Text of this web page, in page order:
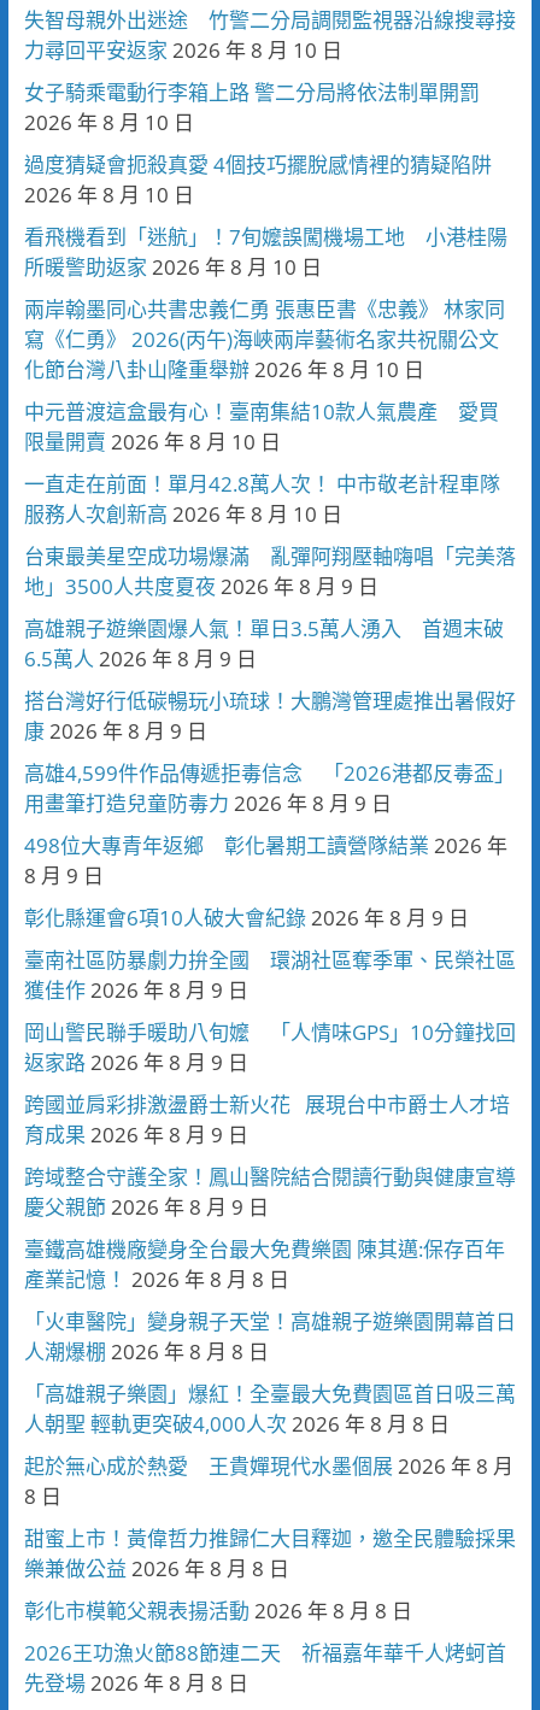
失智母親外出迷途 竹警二分局調閱監視器沿線搜尋接
力尋回平安返家 2026 年 8 月 10 日
女子騎乘電動行李箱上路 警二分局將依法制單開罰
2026 年 8 月 10 日
過度猜疑會扼殺真愛 4個技巧擺脫感情裡的猜疑陷阱
2026 年 8 月 10 日
看飛機看到「迷航」！7旬嬤誤闖機場工地 小港桂陽
所暖警助返家 2026 年 8 月 10 日
兩岸翰墨同心共書忠義仁勇 張惠臣書《忠義》 林家同
寫《仁勇》 2026(丙午)海峽兩岸藝術名家共祝關公文
化節台灣八卦山隆重舉辦2026 年 8 月 10 日
中元普渡這盒最有心！臺南集結10款人氣農產 愛買
限量開賣 2026 年 8 月 10 日
一直走在前面！單月42.8萬人次！ 中市敬老計程車隊
服務人次創新高 2026 年 8 月 10 日
台東最美星空成功場爆滿 亂彈阿翔壓軸嗨唱「完美落
地」3500人共度夏夜 2026 年 8 月 9 日
高雄親子遊樂園爆人氣！單日3.5萬人湧入 首週末破
6.5萬人 2026 年 8 月 9 日
搭台灣好行低碳暢玩小琉球！大鵬灣管理處推出暑假好
康2026 年 8 月 9 日
高雄4,599件作品傳遞拒毒信念 「2026港都反毒盃」
用畫筆打造兒童防毒力 2026 年 8 月 9 日
498位大專青年返鄉 彰化暑期工讀營隊結業 2026 年
8 月 9 日
彰化縣運會6項10人破大會紀錄2026 年 8 月 9 日
臺南社區防暴劇力拚全國 環湖社區奪季軍、民榮社區
獲佳作2026 年 8 月 9 日
岡山警民聯手暖助八旬嬤 「人情味GPS」10分鐘找回
返家路2026 年 8 月 9 日
跨國並肩彩排激盪爵士新火花 展現台中市爵士人才培
育成果 2026 年 8 月 9 日
跨域整合守護全家！鳳山醫院結合閱讀行動與健康宣導
慶父親節2026 年 8 月 9 日
臺鐵高雄機廠變身全台最大免費樂園 陳其邁:保存百年
產業記憶！ 2026 年 8 月 8 日
「火車醫院」變身親子天堂！高雄親子遊樂園開幕首日
人潮爆棚 2026 年 8 月 8 日
「高雄親子樂園」爆紅！全臺最大免費園區首日吸三萬
人朝聖 輕軌更突破4,000人次 2026 年 8 月 8 日
起於無心成於熱愛 王貴嬋現代水墨個展2026 年 8 月
8 日
甜蜜上市！黃偉哲力推歸仁大目釋迦，邀全民體驗採果
樂兼做公益 2026 年 8 月 8 日
彰化市模範父親表揚活動 2026 年 8 月 8 日
2026王功漁火節88節連二天 祈福嘉年華千人烤蚵首
先登場2026 年 8 月 8 日